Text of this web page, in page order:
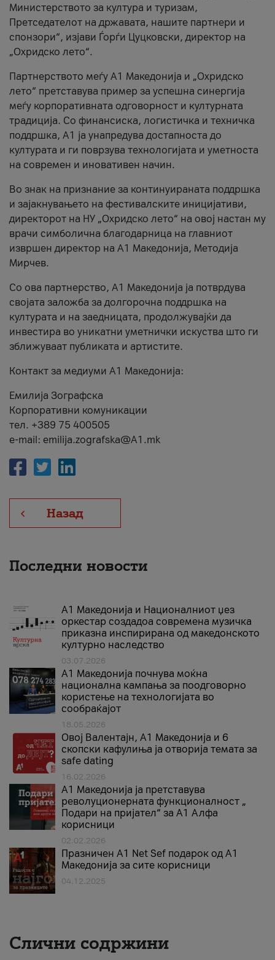
Министерството за култура и туризам,
Претседателот на државата, нашите партнери и
спонзори“, изјави Ѓорѓи Цуцковски, директор на
„Охридско лето“.
Партнерството меѓу A1 Македонија и „Охридско
лето“ претставува пример за успешна синергија
меѓу корпоративната одговорност и културната
традиција. Со финансиска, логистичка и техничка
поддршка, A1 ја унапредува достапноста до
културата и ги поврзува технологијата и уметноста
на современ и иновативен начин.
Во знак на признание за континуираната поддршка
и зајакнувањето на фестивалските иницијативи,
директорот на НУ „Охридско лето“ на овој настан му
врачи симболична благодарница на главниот
извршен директор на A1 Македонија, Методија
Мирчев.
Со ова партнерство, A1 Македонија ја потврдува
својата заложба за долгорочна поддршка на
културата и на заедницата, продолжувајќи да
инвестира во уникатни уметнички искуства што ги
зближуваат публиката и артистите.
Контакт за медиуми А1 Македонија:
Емилија Зографска
Корпоративни комуникации
тел. +389 75 400505
e-mail: emilija.zografska@A1.mk
Назад
Последни новости
А1 Македонија и Националниот џез
оркестар создадоа современа музичка
приказна инспирирана од македонското
културно наследство
03.07.2026
A1 Македонија почнува моќна
национална кампања за поодговорно
користење на технологијата во
сообраќајот
18.05.2026
Овој Валентајн, A1 Македонија и 6
скопски кафулиња ја отворија темата за
safe dating
16.02.2026
А1 Македонија ја претставува
револуционерната функционалност „
Подари на пријател“ за А1 Алфа
корисници
02.02.2026
Празничен A1 Net Sеf подарок од А1
Македонија за сите корисници
04.12.2025
Слични содржини